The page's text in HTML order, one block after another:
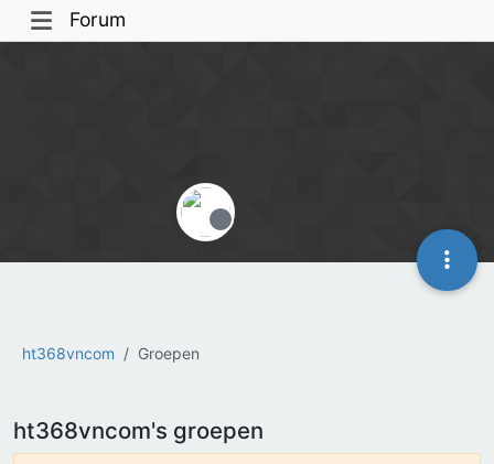
Forum
ht368vncom Groepen
Offline
ht368vncom's groepen